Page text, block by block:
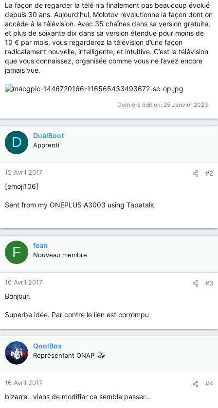
La façon de regarder la télé n’a finalement pas beaucoup évolué
depuis 30 ans. Aujourd’hui, Molotov révolutionne la façon dont on
accède à la télévision. Avec 35 chaînes dans sa version gratuite,
et plus de soixante dix dans sa version étendue pour moins de
10 € par mois, vous regarderez la télévision d’une façon
radicalement nouvelle, intelligente, et intuitive. C’est la télévision
que vous connaissez, organisée comme vous ne l’avez encore
jamais vue.
Dernière édition: 25 Janvier 2023
D DualBoot
Apprenti
15 Avril 2017 #2
[emoji106]
Sent from my ONEPLUS A3003 using Tapatalk
F fean
Nouveau membre
16 Avril 2017 #3
Bonjour,
Superbe idée. Par contre le lien est corrompu
QoolBox
Représentant QNAP
16 Avril 2017 #4
bizarre.. viens de modifier ca sembla passer...